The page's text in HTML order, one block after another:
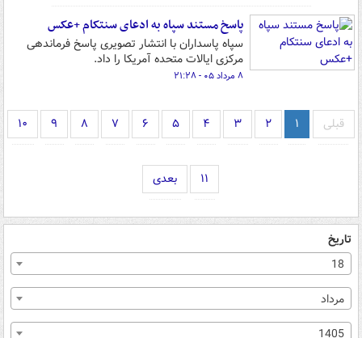
پاسخ مستند سپاه به ادعای سنتکام +عکس
سپاه پاسداران با انتشار تصویری پاسخ فرماندهی
مرکزی ایالات متحده آمریکا را داد.
۸ مرداد ۰۵ - ۲۱:۲۸
قبلی ۱ ۲ ۳ ۴ ۵ ۶ ۷ ۸ ۹ ۱۰
۱۱ بعدی
تاریخ
18
مرداد
1405